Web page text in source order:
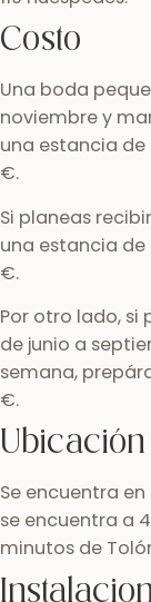
Costo
Una boda
noviembre y
una estancia
€.
Si planeas
una estancia de
€.
Por otro lado, si
de junio a
semana,
€.
Ubicación
Se encuentra
se encuentra a
minutos de